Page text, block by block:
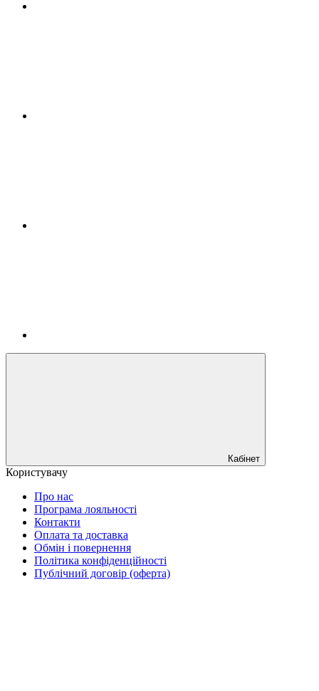
Кабінет
Користувачу
Про нас
Програма лояльності
Контакти
Оплата та доставка
Обмін і повернення
Політика конфіденційності
Публічний договір (оферта)